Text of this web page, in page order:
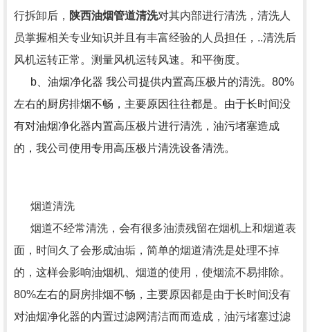
行拆卸后， 陕西油烟管道清洗对其内部进行清洗，清洗人
员掌握相关专业知识并且有丰富经验的人员担任，..清洗后
风机运转正常。测量风机运转风速。和平衡度。
b、油烟净化器 我公司提供内置高压极片的清洗。80%
左右的厨房排烟不畅，主要原因往往都是。由于长时间没
有对油烟净化器内置高压极片进行清洗，油污堵塞造成
的，我公司使用专用高压极片清洗设备清洗。
烟道清洗
烟道不经常清洗，会有很多油渍残留在烟机上和烟道表
面，时间久了会形成油垢，简单的烟道清洗是处理不掉
的，这样会影响油烟机、烟道的使用，使烟流不易排除。
80%左右的厨房排烟不畅，主要原因都是由于长时间没有
对油烟净化器的内置过滤网清洁而而造成，油污堵塞过滤